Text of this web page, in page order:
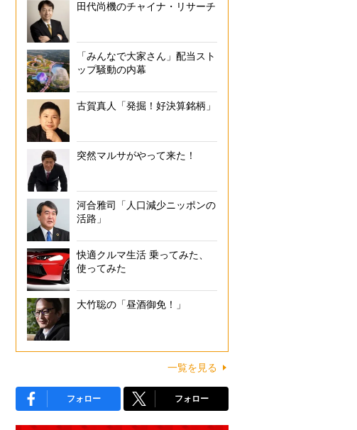
田代尚機のチャイナ・リサーチ
「みんなで大家さん」配当スト
ップ騒動の内幕
古賀真人「発掘！好決算銘柄」
突然マルサがやって来た！
河合雅司「人口減少ニッポンの
活路」
快適クルマ生活 乗ってみた、
使ってみた
大竹聡の「昼酒御免！」
一覧を見る
フォロー フォロー